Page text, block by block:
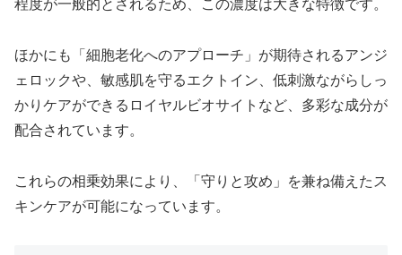
程度が一般的とされるため、この濃度は大きな特徴です。
ほかにも「細胞老化へのアプローチ」が期待されるアンジ
ェロックや、敏感肌を守るエクトイン、低刺激ながらしっ
かりケアができるロイヤルビオサイトなど、多彩な成分が
配合されています。
これらの相乗効果により、「守りと攻め」を兼ね備えたス
キンケアが可能になっています。